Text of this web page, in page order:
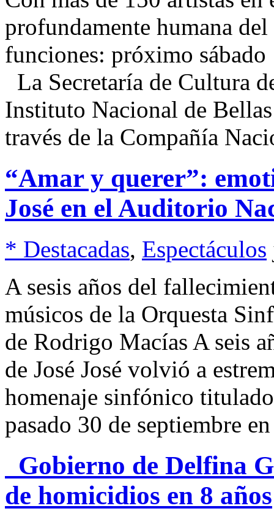
profundamente humana
funciones: próximo
La Secretaría de Cultura
Instituto Nacional de
través de la Compañía
“Amar y querer”:
José en el Auditorio
* Destacadas, Espectáculos
A sesis años del
músicos de la Orquesta
de Rodrigo Macías A seis
de José José volvió a
homenaje sinfónico
pasado 30 de septiembre
Gobierno de Delfina
de homicidios en 8 años